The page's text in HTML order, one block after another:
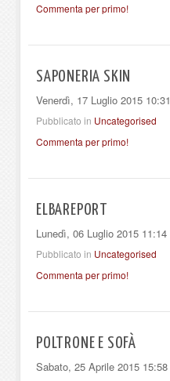
Commenta per primo!
SAPONERIA SKIN
Venerdì, 17 Luglio 2015 10:31
Pubblicato in Uncategorised
Commenta per primo!
ELBAREPORT
Lunedì, 06 Luglio 2015 11:14
Pubblicato in Uncategorised
Commenta per primo!
POLTRONE E SOFÀ
Sabato, 25 Aprile 2015 15:58